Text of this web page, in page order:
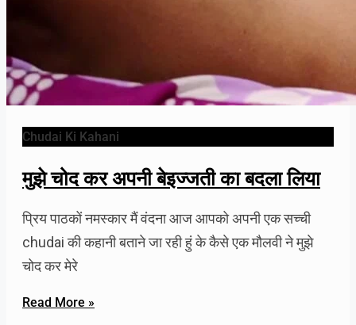
Chudai Ki Kahani
मुझे चोद कर अपनी बेइज्जती का बदला लिया
प्रिय पाठकों नमस्कार मैं वंदना आज आपको अपनी एक सच्ची
chudai की कहानी बताने जा रही हुं के कैसे एक मौलवी ने मुझे
चोद कर मेरे
Read More »